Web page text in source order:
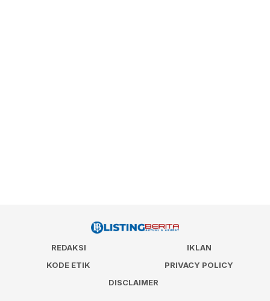
REDAKSI
IKLAN
KODE ETIK
PRIVACY POLICY
DISCLAIMER